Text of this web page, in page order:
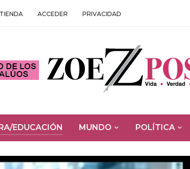
TIENDA ACCEDER PRIVACIDAD
EDUCACIÓN MUNDO POLÍTICA